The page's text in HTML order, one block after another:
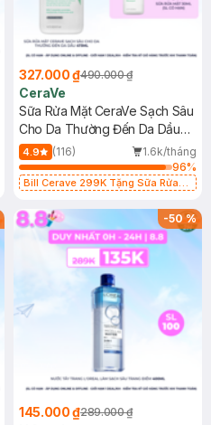
327.000 ₫490.000 ₫
CeraVe
Sữa Rửa Mặt CeraVe Sạch Sâu
Cho Da Thường Đến Da Dầu
473ml
4.9 (116)
1.6k/tháng
96%
Bill Cerave 299K Tặng Sữa Rửa
-50%
145.000 ₫289.000 ₫